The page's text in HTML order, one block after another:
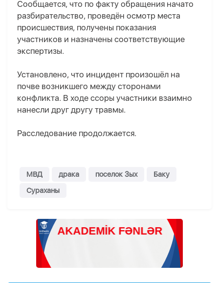
Сообщается, что по факту обращения начато
разбирательство, проведён осмотр места
происшествия, получены показания
участников и назначены соответствующие
экспертизы.
Установлено, что инцидент произошёл на
почве возникшего между сторонами
конфликта. В ходе ссоры участники взаимно
нанесли друг другу травмы.
Расследование продолжается.
МВД драка поселок Зых
Баку
Сураханы